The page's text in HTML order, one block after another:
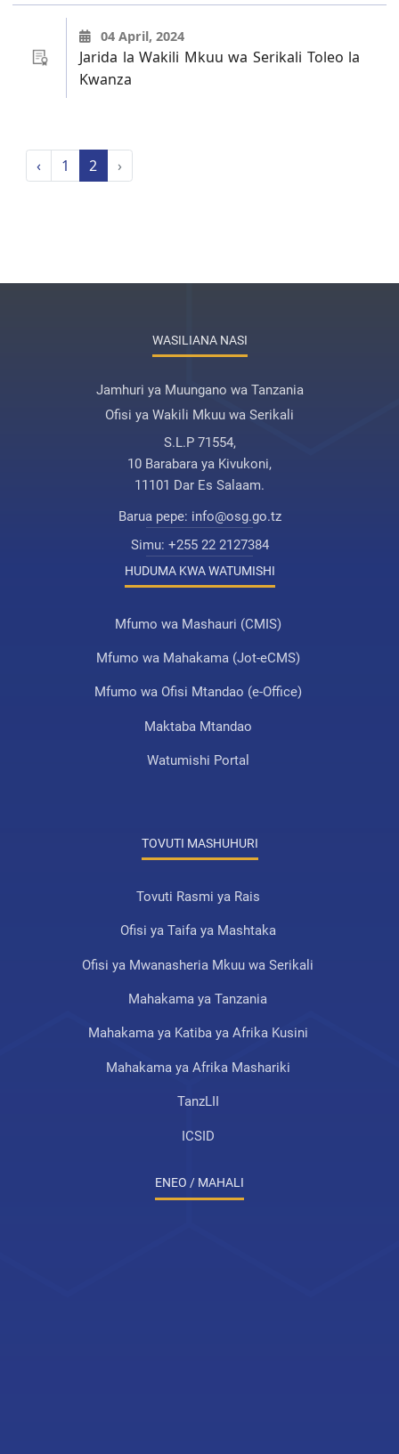
04 April, 2024
Jarida la Wakili Mkuu wa Serikali Toleo la
Kwanza
‹ 1 2 ›
WASILIANA NASI
Jamhuri ya Muungano wa Tanzania
Ofisi ya Wakili Mkuu wa Serikali
S.L.P 71554,
10 Barabara ya Kivukoni,
11101 Dar Es Salaam.
Barua pepe: info@osg.go.tz
Simu: +255 22 2127384
HUDUMA KWA WATUMISHI
Mfumo wa Mashauri (CMIS)
Mfumo wa Mahakama (Jot-eCMS)
Mfumo wa Ofisi Mtandao (e-Office)
Maktaba Mtandao
Watumishi Portal
TOVUTI MASHUHURI
Tovuti Rasmi ya Rais
Ofisi ya Taifa ya Mashtaka
Ofisi ya Mwanasheria Mkuu wa Serikali
Mahakama ya Tanzania
Mahakama ya Katiba ya Afrika Kusini
Mahakama ya Afrika Mashariki
TanzLII
ICSID
ENEO / MAHALI